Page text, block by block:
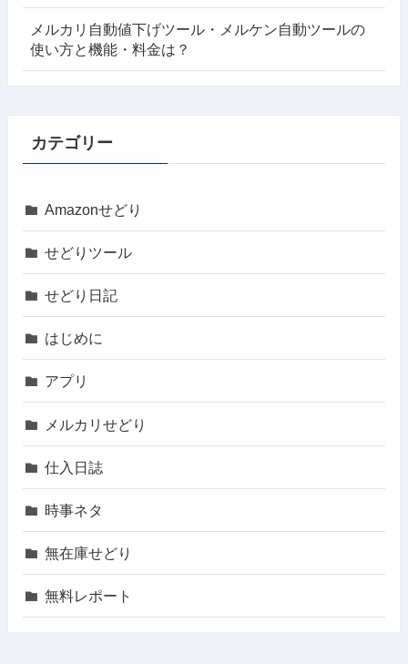
メルカリ自動値下げツール・メルケン自動ツールの
使い方と機能・料金は？
カテゴリー
Amazonせどり
せどりツール
せどり日記
はじめに
アプリ
メルカリせどり
仕入日誌
時事ネタ
無在庫せどり
無料レポート